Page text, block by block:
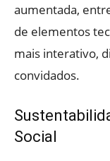
aumentada,
de elementos
mais interativo,
convidados.
Social